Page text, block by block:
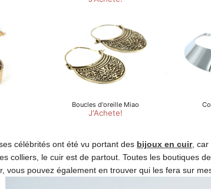
célébrités ont été vu portant des bijoux en cuir, car
colliers, le cuir est de partout. Toutes les boutiques
vous pouvez également en trouver qui les fera sur